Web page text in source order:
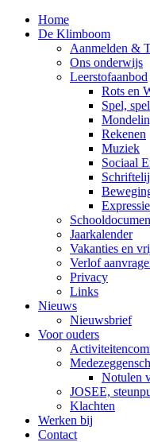
Home
De Klimboom
Aanmelden &
Ons onderwijs
Leerstofaanbod
Rots en
Spel,
Rekenen
Muziek
Sociaal
Expressie
Jaarkalender
Vakanties en
Verlof
Privacy
Links
Nieuws
Nieuwsbrief
Voor ouders
Notulen
JOSEE,
Klachten
Werken bij
Contact